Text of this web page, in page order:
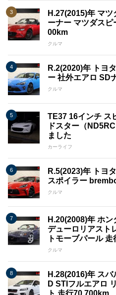
H.27(2015)年 マ
ーナー マツダス
00km
クルマ
R.2(2020)年 トヨ
ー 社外エアロ SD
クルマ
TE37 16インチ ス
ドスター（
ました
カーライフ
R.5(2023)年 トヨ
スポイラー
クルマ
H.20(2008)年 ホ
デューロリアスト
トモーブパール
クルマ
H.28(2016)年 ス
D STIフルエアロ